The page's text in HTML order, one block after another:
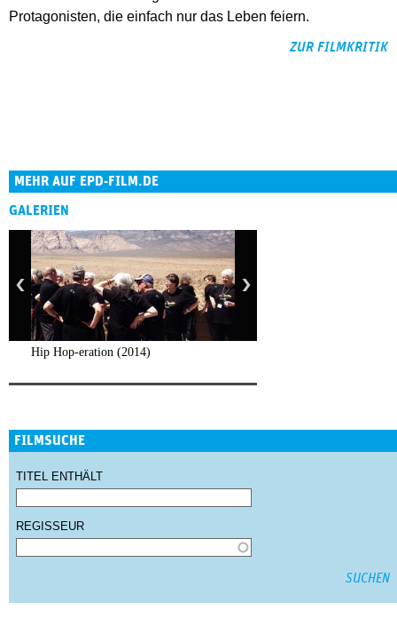
Protagonisten, die einfach nur das Leben feiern.
ZUR FILMKRITIK
MEHR AUF EPD-FILM.DE
GALERIEN
Hip Hop-eration (2014)
FILMSUCHE
TITEL ENTHÄLT
REGISSEUR